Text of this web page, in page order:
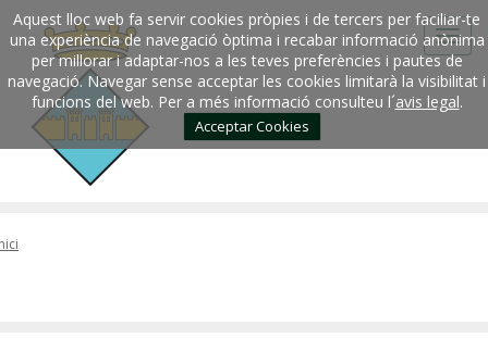
Aquest lloc web fa servir cookies pròpies i de tercers per faciliar-te
una experiència de navegació òptima i recabar informació anònima
per millorar i adaptar-nos a les teves preferències i pautes de
navegació. Navegar sense acceptar les cookies limitarà la visibilitat i
funcions del web. Per a més informació consulteu l´avis legal.
Acceptar Cookies